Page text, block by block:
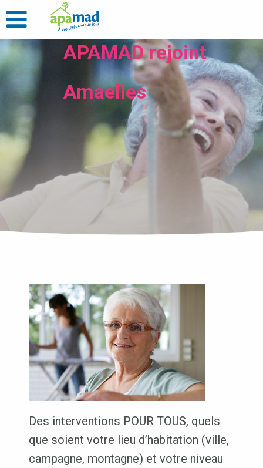
APAMAD rejoint
Amaelles
Des interventions POUR TOUS, quels
que soient votre lieu d’habitation (ville,
campagne, montagne) et votre niveau